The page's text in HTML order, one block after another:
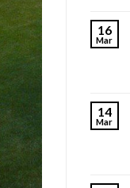
16
Mar
14
Mar